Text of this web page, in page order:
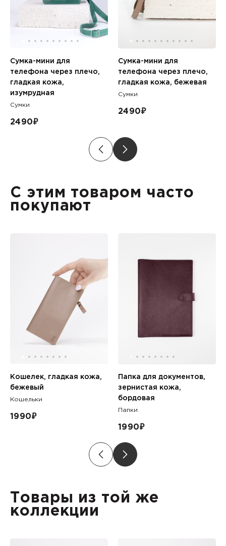
Сумка-мини для
телефона через плечо,
гладкая кожа,
изумрудная
Сумки
2490₽
Сумка-мини для
телефона через плечо,
гладкая кожа, бежевая
Сумки
2490₽
С этим товаром часто
покупают
Кошелек, гладкая кожа,
бежевый
Кошельки
1990₽
Папка для документов,
зернистая кожа,
бордовая
Папки
1990₽
Товары из той же
коллекции